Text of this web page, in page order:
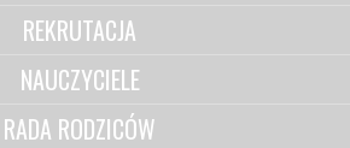
REKRUTACJA
NAUCZYCIELE
RADA RODZICÓW